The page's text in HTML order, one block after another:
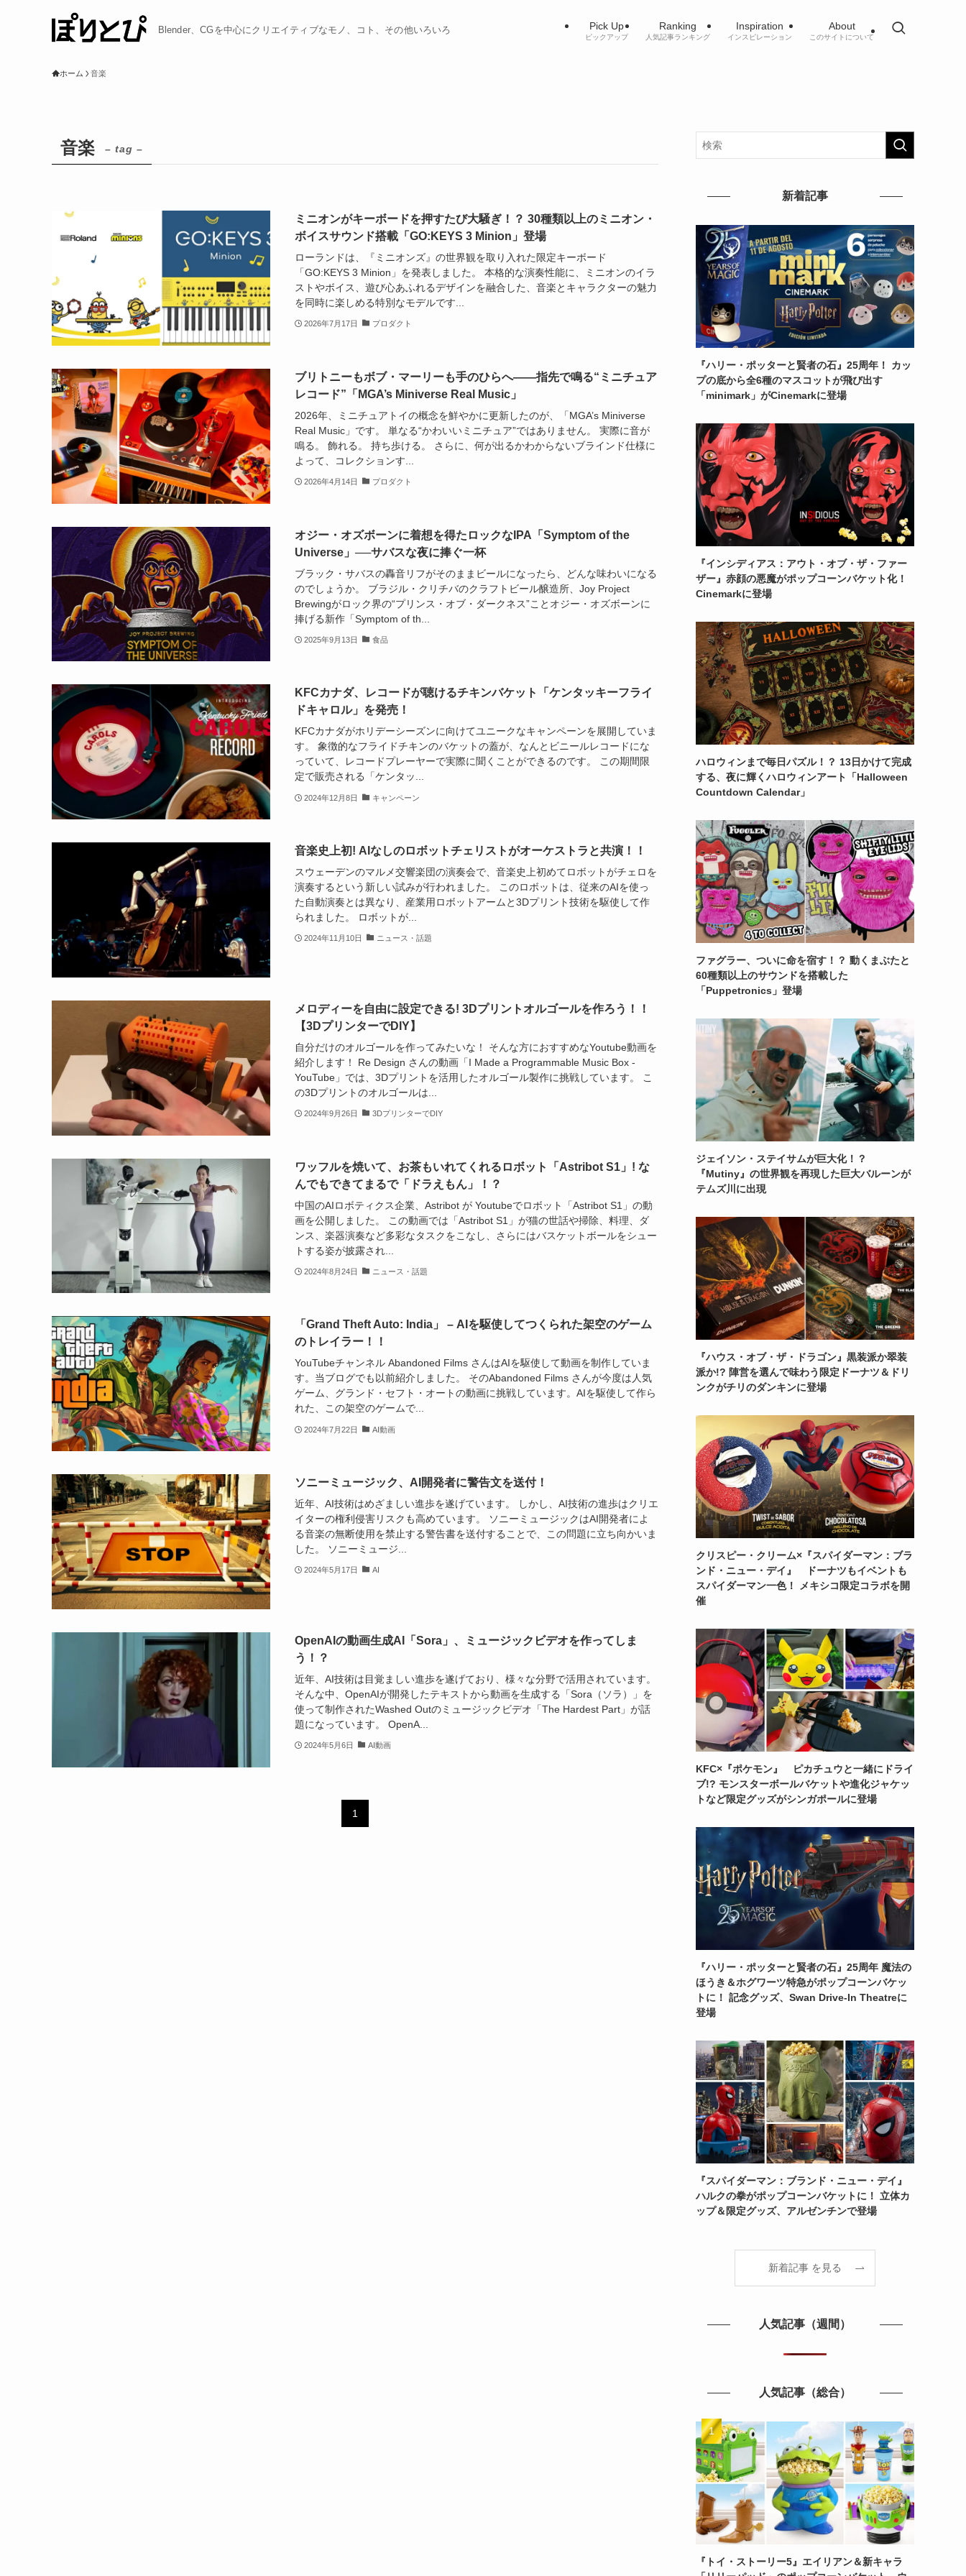
Blender、CGを中心にクリエイティブなモノ、コト、その他いろいろ Pick Up
ピックアップ
Ranking
人気記事ランキング
Inspiration
インスピレーション
About
このサイトについて
ホーム 音楽
音楽 – tag –
ミニオンがキーボードを押すたび大騒ぎ！？ 30種類以上のミニオン・
ボイスサウンド搭載「GO:KEYS 3 Minion」登場
ローランドは、『ミニオンズ』の世界観を取り入れた限定キーボード
「GO:KEYS 3 Minion」を発表しました。 本格的な演奏性能に、ミニオンのイラ
ストやボイス、遊び心あふれるデザインを融合した、音楽とキャラクターの魅力
を同時に楽しめる特別なモデルです...
2026年7月17日 プロダクト
ブリトニーもボブ・マーリーも手のひらへ——指先で鳴る“ミニチュア
レコード”「MGA’s Miniverse Real Music」
2026年、ミニチュアトイの概念を鮮やかに更新したのが、「MGA’s Miniverse
Real Music」です。 単なる“かわいいミニチュア”ではありません。 実際に音が
鳴る。 飾れる。 持ち歩ける。 さらに、何が出るかわからないブラインド仕様に
よって、コレクションす...
2026年4月14日 プロダクト
オジー・オズボーンに着想を得たロックなIPA「Symptom of the
Universe」──サバスな夜に捧ぐ一杯
ブラック・サバスの轟音リフがそのままビールになったら、どんな味わいになる
のでしょうか。 ブラジル・クリチバのクラフトビール醸造所、Joy Project
Brewingがロック界の“プリンス・オブ・ダークネス”ことオジー・オズボーンに
捧げる新作「Symptom of th...
2025年9月13日 食品
KFCカナダ、レコードが聴けるチキンバケット「ケンタッキーフライ
ドキャロル」を発売！
KFCカナダがホリデーシーズンに向けてユニークなキャンペーンを展開していま
す。 象徴的なフライドチキンのバケットの蓋が、なんとビニールレコードにな
っていて、レコードプレーヤーで実際に聞くことができるのです。 この期間限
定で販売される「ケンタッ...
2024年12月8日 キャンペーン
音楽史上初! AIなしのロボットチェリストがオーケストラと共演！！
スウェーデンのマルメ交響楽団の演奏会で、音楽史上初めてロボットがチェロを
演奏するという新しい試みが行われました。 このロボットは、従来のAIを使っ
た自動演奏とは異なり、産業用ロボットアームと3Dプリント技術を駆使して作
られました。 ロボットが...
2024年11月10日 ニュース・話題
メロディーを自由に設定できる! 3Dプリントオルゴールを作ろう！！
【3DプリンターでDIY】
自分だけのオルゴールを作ってみたいな！ そんな方におすすめなYoutube動画を
紹介します！ Re Design さんの動画「I Made a Programmable Music Box -
YouTube」では、3Dプリントを活用したオルゴール製作に挑戦しています。 こ
の3Dプリントのオルゴールは...
2024年9月26日 3DプリンターでDIY
ワッフルを焼いて、お茶もいれてくれるロボット「Astribot S1」! な
んでもできてまるで「ドラえもん」！？
中国のAIロボティクス企業、Astribot が Youtubeでロボット「Astribot S1」の動
画を公開しました。 この動画では「Astribot S1」が猫の世話や掃除、料理、ダ
ンス、楽器演奏など多彩なタスクをこなし、さらにはバスケットボールをシュー
トする姿が披露され...
2024年8月24日 ニュース・話題
「Grand Theft Auto: India」 – AIを駆使してつくられた架空のゲーム
のトレイラー！！
YouTubeチャンネル Abandoned Films さんはAIを駆使して動画を制作していま
す。当ブログでも以前紹介しました。 そのAbandoned Films さんが今度は人気
ゲーム、グランド・セフト・オートの動画に挑戦しています。AIを駆使して作ら
れた、この架空のゲームで...
2024年7月22日 AI動画
ソニーミュージック、AI開発者に警告文を送付！
近年、AI技術はめざましい進歩を遂げています。 しかし、AI技術の進歩はクリエ
イターの権利侵害リスクも高めています。 ソニーミュージックはAI開発者によ
る音楽の無断使用を禁止する警告書を送付することで、この問題に立ち向かいま
した。 ソニーミュージ...
2024年5月17日 AI
OpenAIの動画生成AI「Sora」、ミュージックビデオを作ってしま
う！？
近年、AI技術は目覚ましい進歩を遂げており、様々な分野で活用されています。
そんな中、OpenAIが開発したテキストから動画を生成する「Sora（ソラ）」を
使って制作されたWashed Outのミュージックビデオ「The Hardest Part」が話
題になっています。 OpenA...
2024年5月6日 AI動画
1
新着記事
『ハリー・ポッターと賢者の石』25周年！ カッ
プの底から全6種のマスコットが飛び出す
「minimark」がCinemarkに登場
『インシディアス：アウト・オブ・ザ・ファー
ザー』赤顔の悪魔がポップコーンバケット化！
Cinemarkに登場
ハロウィンまで毎日パズル！？ 13日かけて完成
する、夜に輝くハロウィンアート「Halloween
Countdown Calendar」
ファグラー、ついに命を宿す！？ 動くまぶたと
60種類以上のサウンドを搭載した
「Puppetronics」登場
ジェイソン・ステイサムが巨大化！？
『Mutiny』の世界観を再現した巨大バルーンが
テムズ川に出現
『ハウス・オブ・ザ・ドラゴン』黒装派か翠装
派か!? 陣営を選んで味わう限定ドーナツ＆ドリ
ンクがチリのダンキンに登場
クリスピー・クリーム×『スパイダーマン：ブラ
ンド・ニュー・デイ』 ドーナツもイベントも
スパイダーマン一色！ メキシコ限定コラボを開
催
KFC×『ポケモン』 ピカチュウと一緒にドライ
ブ!? モンスターボールバケットや進化ジャケッ
トなど限定グッズがシンガポールに登場
『ハリー・ポッターと賢者の石』25周年 魔法の
ほうき＆ホグワーツ特急がポップコーンバケッ
トに！ 記念グッズ、Swan Drive-In Theatreに
登場
『スパイダーマン：ブランド・ニュー・デイ』
ハルクの拳がポップコーンバケットに！ 立体カ
ップ＆限定グッズ、アルゼンチンで登場
新着記事 を見る
人気記事（週間）
人気記事（総合）
『トイ・ストーリー5』エイリアン＆新キャラ